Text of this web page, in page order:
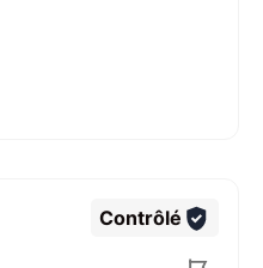
Contrôlé